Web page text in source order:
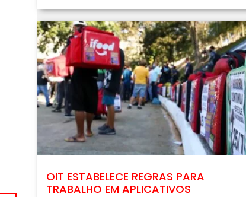
OIT ESTABELECE REGRAS PARA
TRABALHO EM APLICATIVOS